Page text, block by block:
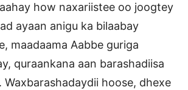
how naxariistee oo joogtey
ayaan anigu ka bilaabay
maadaama Aabbe guriga
quraankana aan barashadiisa
Waxbarashadaydii hoose, dhexe